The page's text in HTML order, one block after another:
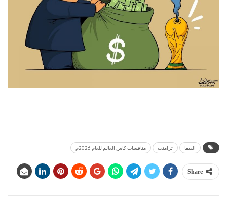
الفيفا ترامنب منافسات كاس العالم للعام 2026م
Share